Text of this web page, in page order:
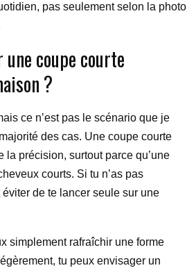
pas seulement selon la photo
coupe courte
?
ce n’est pas le scénario que je
des cas. Une coupe courte
la précision, surtout parce qu’une
courts. Si tu n’as pas
éviter de te lancer seule sur une
simplement rafraîchir une forme
tu peux envisager un